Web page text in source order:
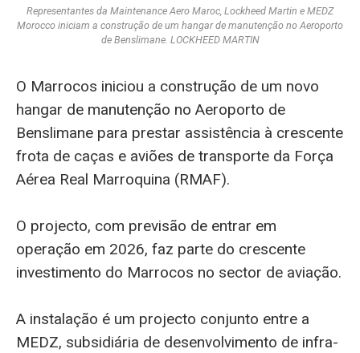
Representantes da Maintenance Aero Maroc, Lockheed Martin e MEDZ
Morocco iniciam a construção de um hangar de manutenção no Aeroporto
de Benslimane. LOCKHEED MARTIN
O Marrocos iniciou a construção de um novo
hangar de manutenção no Aeroporto de
Benslimane para prestar assistência à crescente
frota de caças e aviões de transporte da Força
Aérea Real Marroquina (RMAF).
O projecto, com previsão de entrar em
operação em 2026, faz parte do crescente
investimento do Marrocos no sector de aviação.
A instalação é um projecto conjunto entre a
MEDZ, subsidiária de desenvolvimento de infra-